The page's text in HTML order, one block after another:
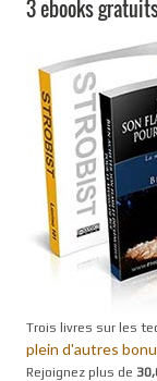
3 ebooks
Trois livres sur les
plein d'autres
Rejoignez plus de